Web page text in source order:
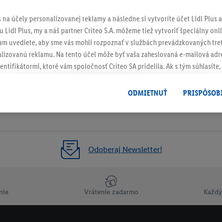
Odoberaj Newsletter!
Vrátenie zadarmo
účely personalizovanej reklamy a následne si vytvoríte účet Lidl Plus
Lidl Plus, my a náš partner Criteo S.A. môžeme tiež vytvoriť špeciálny
uvediete, aby sme vás mohli rozpoznať v službách prevádzkovaných
reklamu. Na tento účel môže byť vaša zaheslovaná e-mailová
ktoré vám spoločnosť Criteo SA pridelila. Ak s tým súhlasíte,
nie jeho zakúpením), sa môžu zobrazovať aj na rôznych zariadeniach a
možno priradiť niekoľko koncových zariadení alebo používanie viacerých
e-mailovej adresy a prípadne ďalších identifikátorov/
" môžete povoliť iba používanie potrebných technológií.
práve kedykoľvek odvolať súhlas s účinnosťou do budúcnosti
.
ODMIETNUŤ